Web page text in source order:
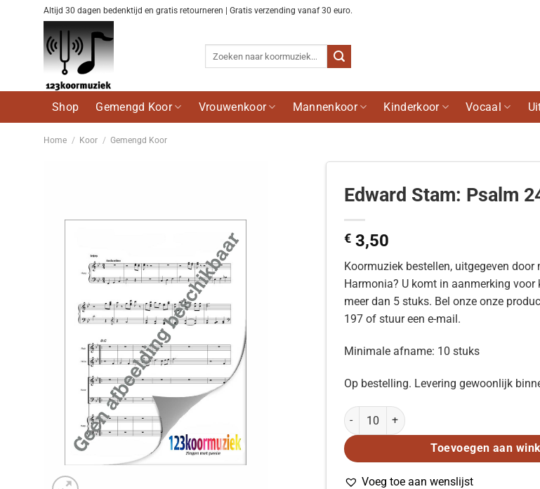
Altijd 30 dagen bedenktijd en gratis retourneren | Gratis verzending vanaf 30 euro.
Shop Gemengd Koor Vrouwenkoor Mannenkoor Kinderkoor Vocaal
Home / Koor / Gemengd Koor
toe aan
wenslijst
Edward Stam: Psalm
€3,50
Koormuziek bestellen, uitgegeven door
Harmonia? U komt in aanmerking
meer dan 5 stuks. Bel onze onze
197 of stuur een e-mail.
Minimale afname: 10 stuks
Op bestelling. Levering gewoonlijk
Edward Stam: Psalm 24 aantal
Toevoegen aan
Voeg toe aan wenslijst